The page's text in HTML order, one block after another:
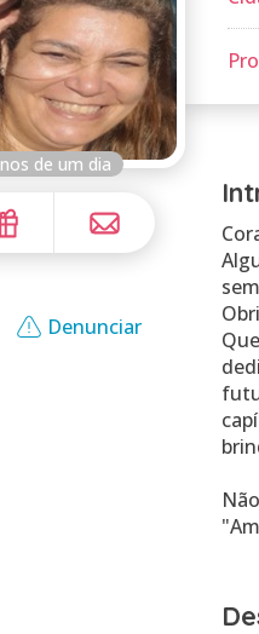
de um dia
Denunciar